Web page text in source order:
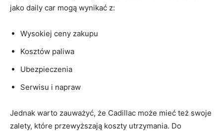
jako daily car mogą wynikać z:
Wysokiej ceny zakupu
Kosztów paliwa
Ubezpieczenia
Serwisu i​ napraw
Jednak warto zauważyć, że Cadillac może‍ mieć też swoje
zalety, które przewyższają koszty utrzymania. Do